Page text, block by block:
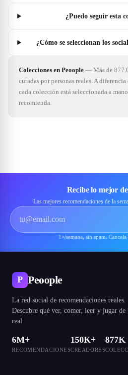
¿Puedo seguir esta
¿Cómo se seleccionan los
Colecciones en Peoople — Más de
curadas por personas reales. A
cada colección está seleccionada a
recomienda.
Recibe lo mejor
Las mejores recomendaciones de la
1×/semana, sin spam.
P Peoople
La red social de recomendaciones reales.
Descubre qué ver, comer, leer y jugar de
real.
6M+
RECOMENDACIONES
150K+
CREADORES
877K